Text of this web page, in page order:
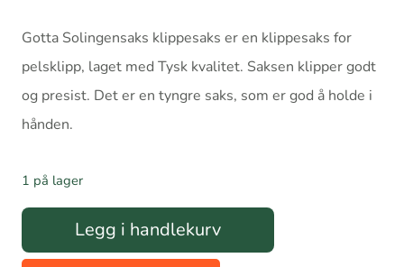
Gotta Solingensaks klippesaks er en klippesaks for
pelsklipp, laget med Tysk kvalitet. Saksen klipper godt
og presist. Det er en tyngre saks, som er god å holde i
hånden.
1 på lager
Solingensaks
Legg i handlekurv